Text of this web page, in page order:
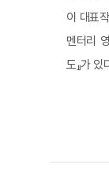
이 대표
멘터리
도』가 있